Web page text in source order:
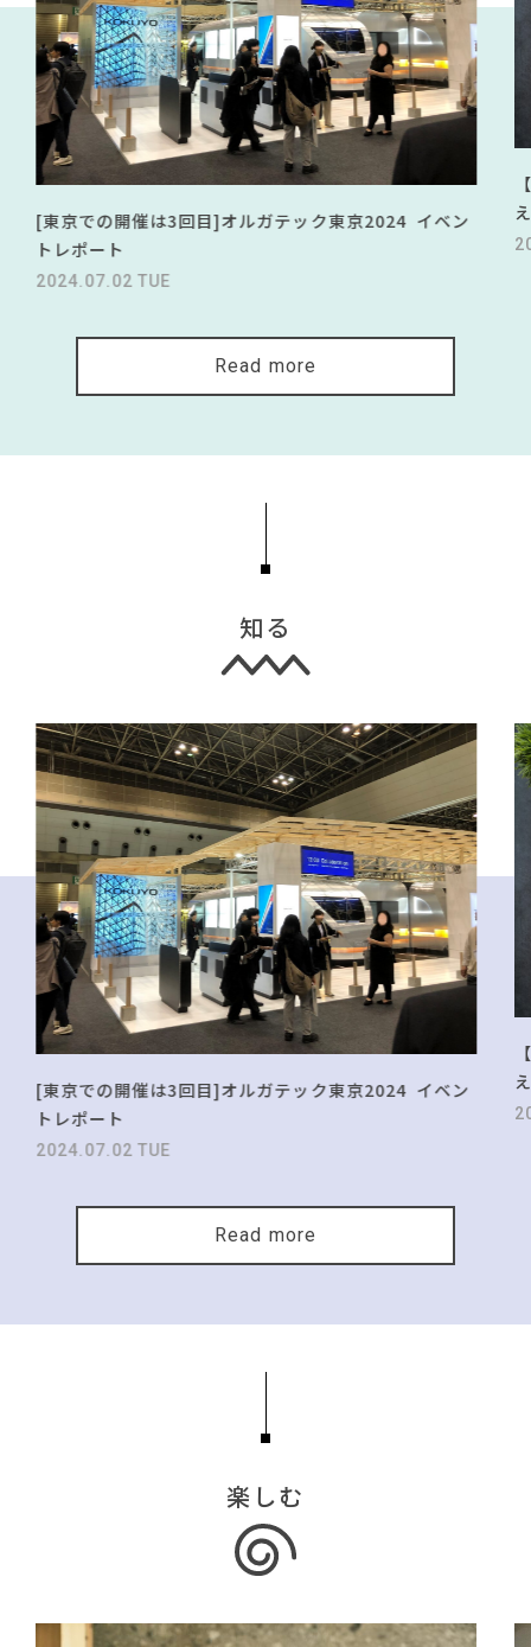
[東京での開催は3回目]オルガテック東京2024 イベン
トレポート
2024.07.02 TUE
Read more
知る
[東京での開催は3回目]オルガテック東京2024 イベン
トレポート
2024.07.02 TUE
Read more
楽しむ